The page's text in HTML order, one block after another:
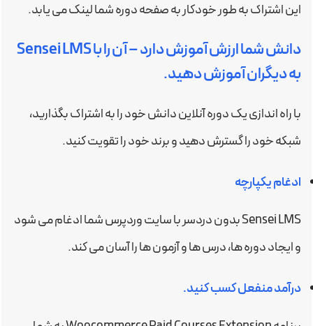
این اشتراک به طور خودکار به صفحه دوره شما لینک می یابد.
دانش شما ارزش آموزش دارد – آن را با Sensei LMS
به دیگران آموزش دهید.
با راه اندازی یک دوره آنلاین دانش خود را به اشتراک بگذارید،
شبکه خود را گسترش دهید و برند خود را تقویت کنید.
ادغام یکپارچه
Sensei LMS بدون دردسر با سایت وردپرس شما ادغام می شود
و ایجاد دوره ها، درس ها و آزمون ها را آسان می کند.
درآمد منفعل کسب کنید.